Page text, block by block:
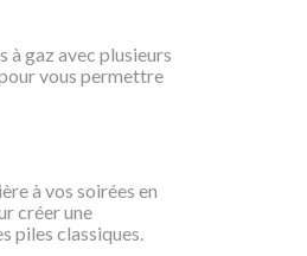
à gaz avec plusieurs
vous permettre
à vos soirées en
créer une
piles classiques.